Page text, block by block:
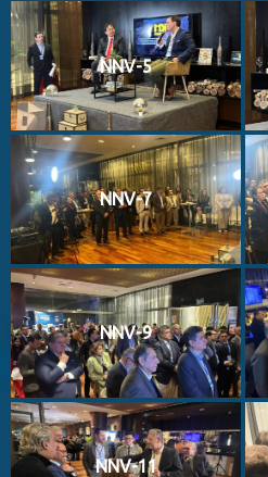
NNV-5
NNV-7
NNV-9
NNV-11